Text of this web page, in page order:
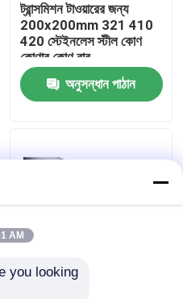
ট্রান্সমিশন টাওয়ারের জন্য
200x200mm 321 410
420 স্টেইনলেস স্টীল কোণ
কোণার কোণ বার
অনুসন্ধান পাঠান
AM
you looking